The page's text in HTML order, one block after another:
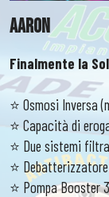
AARON
Finalmente la
⭐️ Osmosi Inversa
⭐️ Capacità di
⭐️ Due sistemi
⭐️
⭐️ Pompa Booster